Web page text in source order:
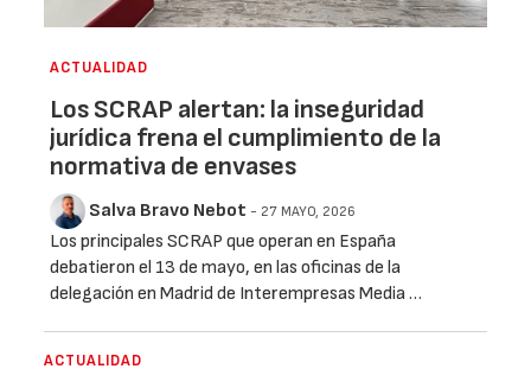
ACTUALIDAD
Los SCRAP alertan: la inseguridad
jurídica frena el cumplimiento de la
normativa de envases
Salva Bravo Nebot - 27 MAYO, 2026
Los principales SCRAP que operan en España
debatieron el 13 de mayo, en las oficinas de la
delegación en Madrid de Interempresas Media …
ACTUALIDAD